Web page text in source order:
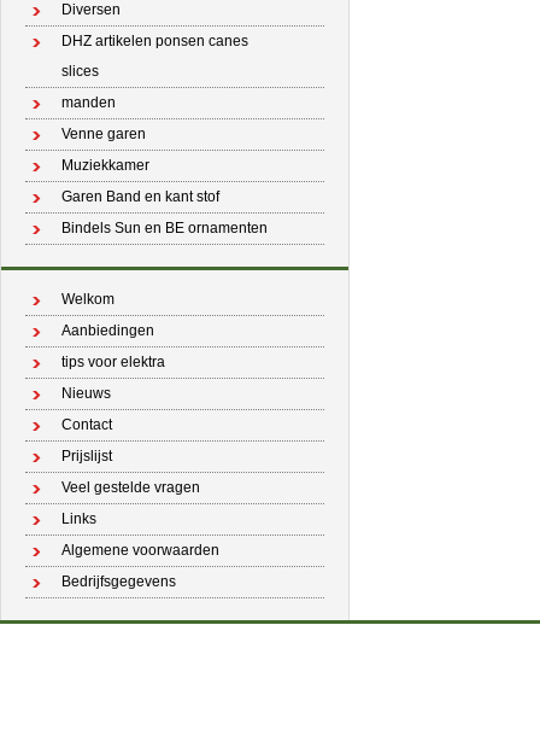
Diversen
DHZ artikelen ponsen canes
slices
manden
Venne garen
Muziekkamer
Garen Band en kant stof
Bindels Sun en BE ornamenten
Welkom
Aanbiedingen
tips voor elektra
Nieuws
Contact
Prijslijst
Veel gestelde vragen
Links
Algemene voorwaarden
Bedrijfsgegevens